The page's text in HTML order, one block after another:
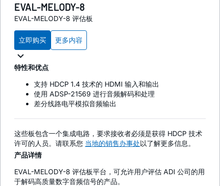
EVAL-MELODY-8
EVAL-MELODY-8 评估板
立即购买 更多内容
特性和优点
支持 HDCP 1.4 技术的 HDMI 输入和输出
使用 ADSP-21569 进行音频解码和处理
差分线路电平模拟音频输出
这些板包含一个集成电路，要求接收者必须是获得 HDCP 技术
许可的人员。请联系您 当地的销售办事处以了解更多信息。
产品详情
EVAL-MELODY-8 评估板平台，可允许用户评估 ADI 公司的用
于解码高质量数字音频信号的产品。